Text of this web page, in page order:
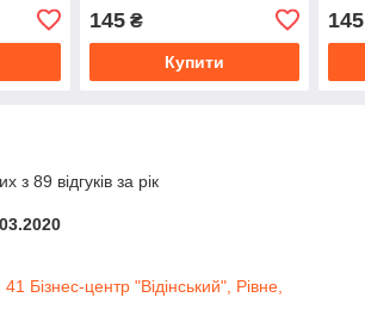
145₴
Купити
145
з 89 відгуків за рік
41 Бізнес-центр "Відінський", Рівне,